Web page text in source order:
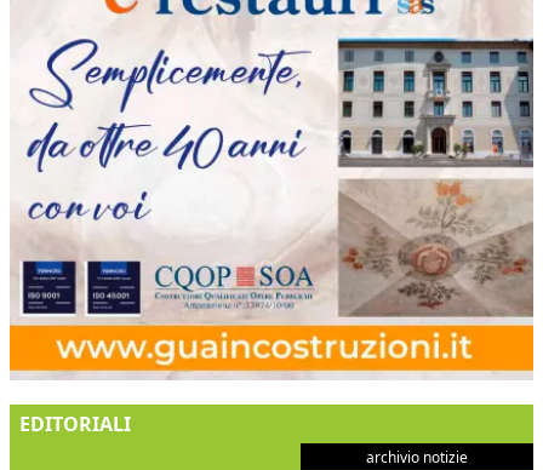
EDITORIALI
archivio notizie